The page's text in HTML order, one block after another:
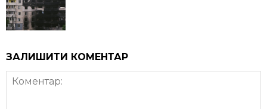
ЗАЛИШИТИ КОМЕНТАР